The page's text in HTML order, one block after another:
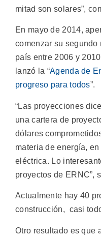
mitad son solares”,
En mayo de 2014,
comenzar su segundo
país entre 2006 y
lanzó la “Agenda de
progreso para todos”.
“Las proyecciones
una cartera de
dólares
materia de energía,
eléctrica. Lo
proyectos de ERNC”,
Actualmente hay 40
construcción, casi
Otro resultado es que